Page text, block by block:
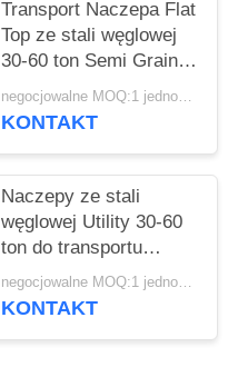
Transport Naczepa Flat
Top ze stali węglowej
30-60 ton Semi Grain
Trailer
negocjowalne MOQ:1 jednostka
KONTAKT
Naczepy ze stali
węglowej Utility 30-60
ton do transportu
towarów specjalnych
negocjowalne MOQ:1 jednostka
KONTAKT